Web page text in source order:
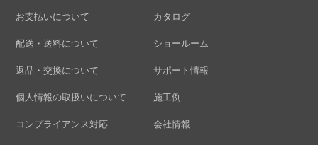
お支払いについて
配送・送料について
返品・交換について
個人情報の取扱いについて
コンプライアンス対応
カタログ
ショールーム
サポート情報
施工例
会社情報